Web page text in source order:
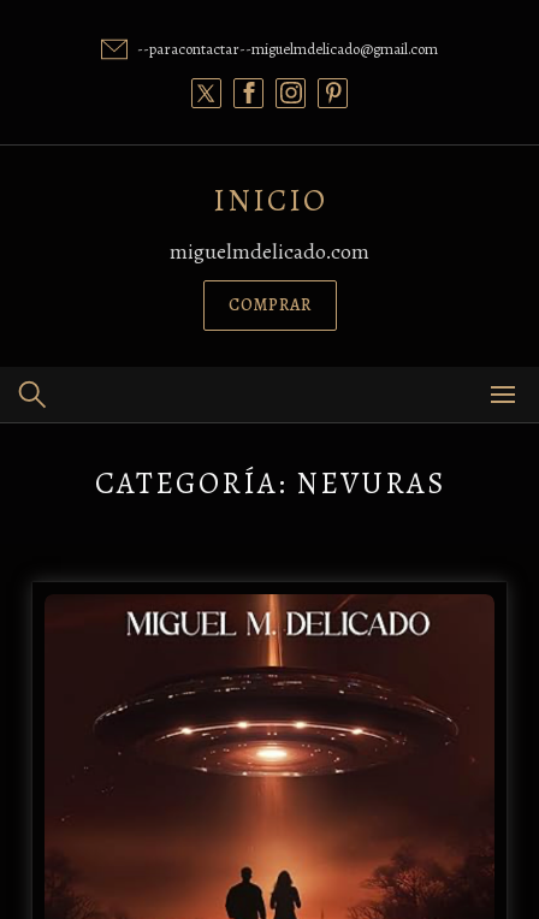
--paracontactar--miguelmdelicado@gmail.com
INICIO
miguelmdelicado.com
COMPRAR
CATEGORÍA: NEVURAS